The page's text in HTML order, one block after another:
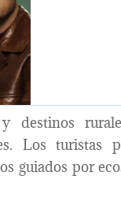
y destinos
Los turistas
guiados por